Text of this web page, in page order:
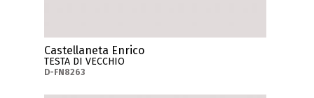
Castellaneta Enrico
TESTA DI VECCHIO
D-FN8263